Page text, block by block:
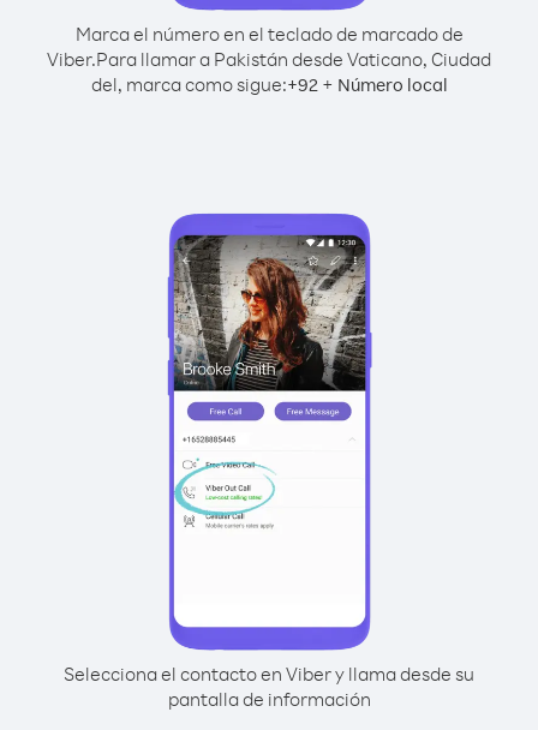
Marca el número en el teclado de marcado de
Viber.Para llamar a Pakistán desde Vaticano, Ciudad
del, marca como sigue:+92+ Número local
Selecciona el contacto en Viber y llama desde su
pantalla de información